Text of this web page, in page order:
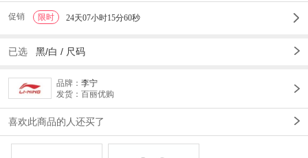
促销 限时 24天07小时15分60秒
已选 黑/白 / 尺码
品牌： 李宁
发货：百丽优购
喜欢此商品的人还买了